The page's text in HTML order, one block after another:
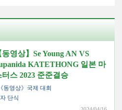
동영상】Se Young AN VS
KATETHONG 일본 마
터스 2023 준준결승
《동영상》국제 대회
단식